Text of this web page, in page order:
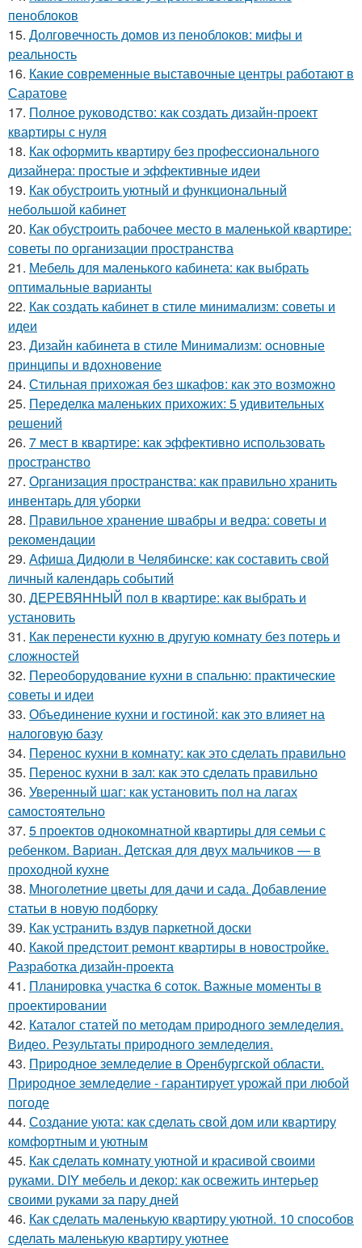
пеноблоков
15. Долговечность домов из пеноблоков: мифы и
реальность
16. Какие современные выставочные центры работают в
Саратове
17. Полное руководство: как создать дизайн-проект
квартиры с нуля
18. Как оформить квартиру без профессионального
дизайнера: простые и эффективные идеи
19. Как обустроить уютный и функциональный
небольшой кабинет
20. Как обустроить рабочее место в маленькой квартире:
советы по организации пространства
21. Мебель для маленького кабинета: как выбрать
оптимальные варианты
22. Как создать кабинет в стиле минимализм: советы и
идеи
23. Дизайн кабинета в стиле Минимализм: основные
принципы и вдохновение
24. Стильная прихожая без шкафов: как это возможно
25. Переделка маленьких прихожих: 5 удивительных
решений
26. 7 мест в квартире: как эффективно использовать
пространство
27. Организация пространства: как правильно хранить
инвентарь для уборки
28. Правильное хранение швабры и ведра: советы и
рекомендации
29. Афиша Дидюли в Челябинске: как составить свой
личный календарь событий
30. ДЕРЕВЯННЫЙ пол в квартире: как выбрать и
установить
31. Как перенести кухню в другую комнату без потерь и
сложностей
32. Переоборудование кухни в спальню: практические
советы и идеи
33. Объединение кухни и гостиной: как это влияет на
налоговую базу
34. Перенос кухни в комнату: как это сделать правильно
35. Перенос кухни в зал: как это сделать правильно
36. Уверенный шаг: как установить пол на лагах
самостоятельно
37. 5 проектов однокомнатной квартиры для семьи с
ребенком. Вариан. Детская для двух мальчиков — в
проходной кухне
38. Многолетние цветы для дачи и сада. Добавление
статьи в новую подборку
39. Как устранить вздув паркетной доски
40. Какой предстоит ремонт квартиры в новостройке.
Разработка дизайн-проекта
41. Планировка участка 6 соток. Важные моменты в
проектировании
42. Каталог статей по методам природного земледелия.
Видео. Результаты природного земледелия.
43. Природное земледелие в Оренбургской области.
Природное земледелие - гарантирует урожай при любой
погоде
44. Создание уюта: как сделать свой дом или квартиру
комфортным и уютным
45. Как сделать комнату уютной и красивой своими
руками. DIY мебель и декор: как освежить интерьер
своими руками за пару дней
46. Как сделать маленькую квартиру уютной. 10 способов
сделать маленькую квартиру уютнее